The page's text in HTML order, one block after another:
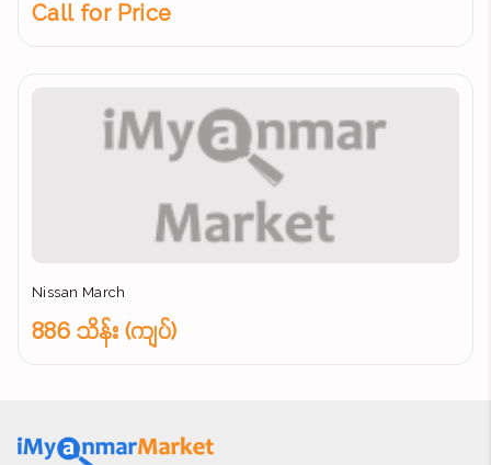
Call for Price
Nissan March
886 သိန်း (ကျပ်)